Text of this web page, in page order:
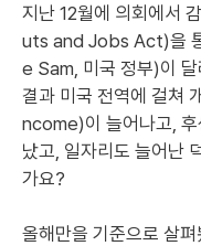
지난 12월에 의회에서
uts and Jobs Act)을
e Sam, 미국 정부)이
결과 미국 전역에 걸쳐
ncome)이 늘어나고, 후
났고, 일자리도 늘어난
가요?
올해만을 기준으로 살